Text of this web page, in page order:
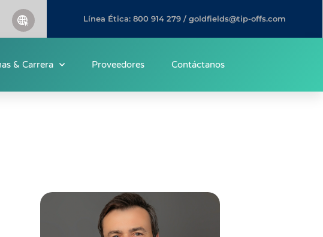
Línea Ética: 800 914 279 / goldfields@tip-offs.com
& Carrera Proveedores Contáctanos